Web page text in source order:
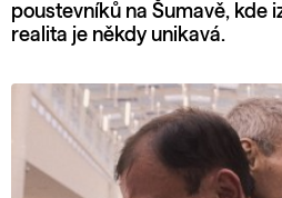
poustevníků na Šumavě, kde
realita je někdy unikavá.